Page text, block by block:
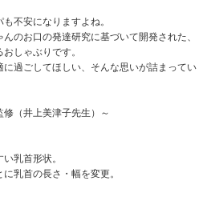
不安になりますよね。
のお口の発達研究に基づいて開発された、
しゃぶりです。
過ごしてほしい、そんな思いが詰まってい
（井上美津子先生）～
乳首形状。
乳首の長さ・幅を変更。